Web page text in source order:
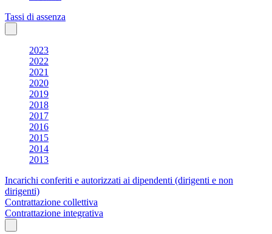
Tassi di assenza
2023
2022
2021
2020
2019
2018
2017
2016
2015
2014
2013
Incarichi conferiti e autorizzati ai dipendenti (dirigenti e non
dirigenti)
Contrattazione collettiva
Contrattazione integrativa